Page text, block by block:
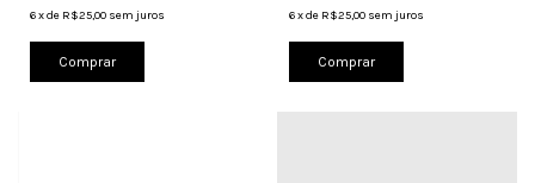
6xde R$25,00 sem juros
Comprar
6 xde R$25,00 sem juros
Comprar